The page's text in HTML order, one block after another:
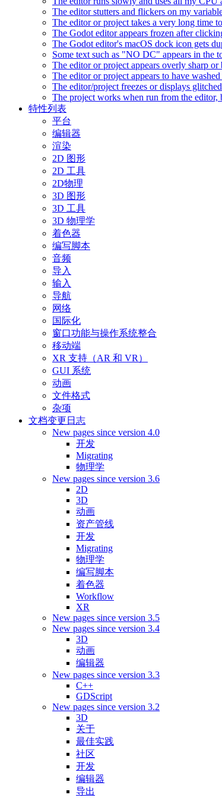
The editor stutters and flickers on my
The editor or project takes a very long time
The Godot editor appears frozen after
The Godot editor's macOS dock icon gets
Some text such as "NO DC" appears in the
The editor or project appears overly sharp or
The editor or project appears to have
The editor/project freezes or displays
The project works when run from the
特性列表
平台
编辑器
渲染
2D 图形
2D 工具
2D物理
3D 图形
3D 工具
3D 物理学
着色器
编写脚本
音频
导入
输入
导航
网络
国际化
窗口功能与操作系统整合
移动端
XR 支持（AR 和 VR）
GUI 系统
动画
文件格式
杂项
文档变更日志
New pages since version 4.0
开发
Migrating
物理学
New pages since version 3.6
2D
3D
动画
资产管线
开发
Migrating
物理学
编写脚本
着色器
Workflow
XR
New pages since version 3.5
New pages since version 3.4
3D
动画
编辑器
New pages since version 3.3
C++
GDScript
New pages since version 3.2
3D
关于
最佳实践
社区
开发
编辑器
导出